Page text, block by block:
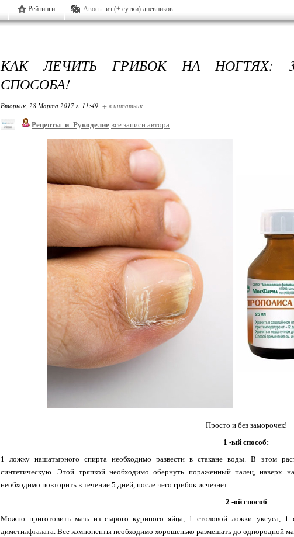
Рейтинги Авось из (+ сутки) дневников
КАК ЛЕЧИТЬ ГРИБОК НА НОГТЯХ:
СПОСОБА!
Вторник, 28 Марта 2017 г. 11:49 + в цитатник
Рецепты_и_Рукоделие все записи автора
Просто и без заморочек!
1 -ый способ:
1 ложку нашатырного спирта необходимо развести в стакане воды. В этом
синтетическую. Этой тряпкой необходимо обернуть пораженный палец, наверх
необходимо повторить в течение 5 дней, после чего грибок исчезнет.
2 -ой способ
Можно приготовить мазь из сырого куриного яйца, 1 столовой ложки уксуса, 1
диметилфталата. Все компоненты необходимо хорошенько размешать до однородной